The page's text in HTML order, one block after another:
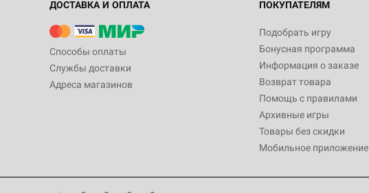
ДОСТАВКА И ОПЛАТА
Способы оплаты
Службы доставки
Адреса магазинов
ПОКУПАТЕЛЯМ
Подобрать игру
Бонусная программа
Информация о заказе
Возврат товара
Помощь с правилами
Архивные игры
Товары без скидки
Мобильное приложение